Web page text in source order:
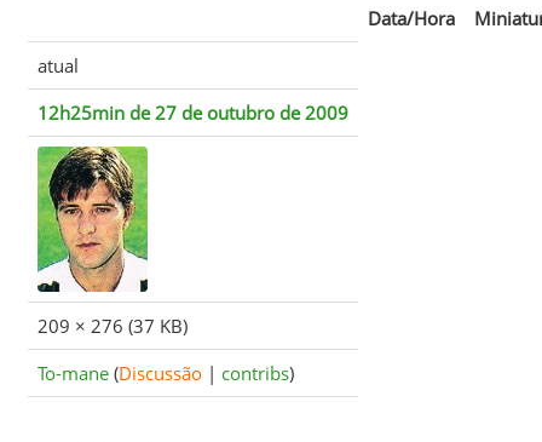
Data/Hora
atual
12h25min de 27 de outubro de 2009
209 × 276 (37 KB)
To-mane (Discussão| contribs)